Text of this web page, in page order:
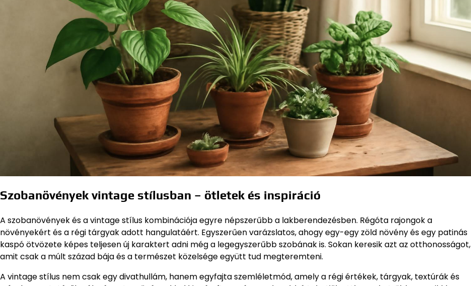
Szobanövények vintage stílusban – ötletek és inspiráció
A szobanövények és a vintage stílus kombinációja egyre népszerűbb a lakberendezésben. Régóta rajongok a
növényekért és a régi tárgyak adott hangulatáért. Egyszerűen varázslatos, ahogy egy-egy zöld növény és egy patinás
kaspó ötvözete képes teljesen új karaktert adni még a legegyszerűbb szobának is. Sokan keresik azt az otthonosságot,
amit csak a múlt század bája és a természet közelsége együtt tud megteremteni.
A vintage stílus nem csak egy divathullám, hanem egyfajta szemléletmód, amely a régi értékek, tárgyak, textúrák és